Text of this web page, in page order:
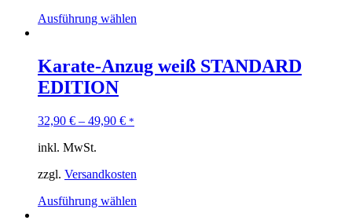
Ausführung wählen
Karate-Anzug weiß STANDARD
EDITION
32,90 € – 49,90 € *
inkl. MwSt.
zzgl. Versandkosten
Ausführung wählen